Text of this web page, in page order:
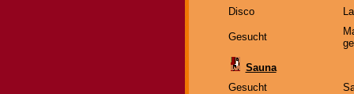
Disco
Gesucht
Sauna
Gesucht